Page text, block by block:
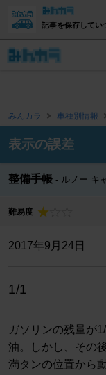
記事を保存してい
みんカラ 車種別情報
表示の誤差
整備手帳 ルノー キ
難易度
2017年9月24日
1/1
ガソリンの残量が
油。しかし、その
満タンの位置から